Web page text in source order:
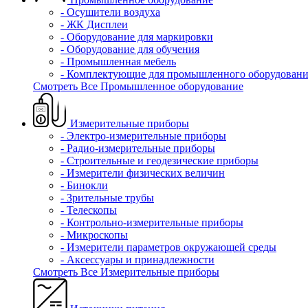
- Осушители воздуха
- ЖК Дисплеи
- Оборудование для маркировки
- Оборудование для обучения
- Промышленная мебель
- Комплектующие для промышленного
Смотреть Все Промышленное оборудование
Измерительные приборы
- Электро-измерительные приборы
- Радио-измерительные приборы
- Строительные и геодезические приборы
- Измерители физических величин
- Бинокли
- Зрительные трубы
- Телескопы
- Контрольно-измерительные приборы
- Микроскопы
- Измерители параметров окружающей среды
- Аксессуары и принадлежности
Смотреть Все Измерительные приборы